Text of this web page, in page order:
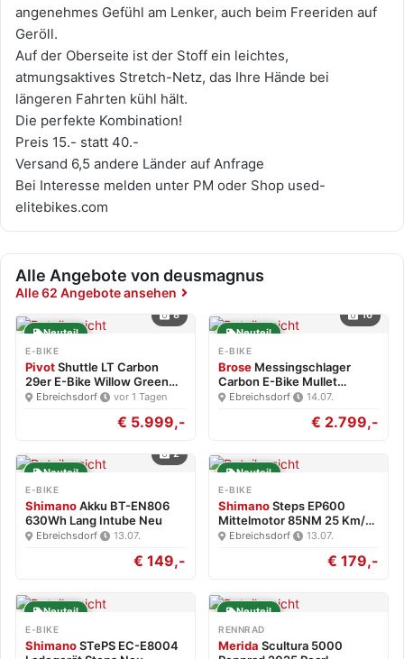
angenehmes Gefühl am Lenker, auch beim Freeriden auf
Geröll.
Auf der Oberseite ist der Stoff ein leichtes,
atmungsaktives Stretch-Netz, das Ihre Hände bei
längeren Fahrten kühl hält.
Die perfekte Kombination!
Preis 15.- statt 40.-
Versand 6,5 andere Länder auf Anfrage
Bei Interesse melden unter PM oder Shop used-
elitebikes.com
Alle Angebote von deusmagnus
Alle 62 Angebote ansehen
8
Neuteil
E-BIKE
PivotShuttle LT Carbon
29er E-Bike Willow Green…
Ebreichsdorf· vor 1 Tagen
€ 5.999,-
16
Neuteil
E-BIKE
Brose Messingschlager
Carbon E-Bike Mullet
Brose…
Ebreichsdorf· 14.07.
€ 2.799,-
2
Neuteil
E-BIKE
ShimanoAkku BT-EN806
630Wh Lang Intube Neu
Ebreichsdorf· 13.07.
€ 149,-
Neuteil
E-BIKE
ShimanoSteps EP600
Mittelmotor 85NM 25 Km/h
NeuEbreichsdorf· 13.07.
€ 179,-
Neuteil
E-BIKE
ShimanoSTePS EC-E8004
Neuteil
RENNRAD
Merida Scultura 5000